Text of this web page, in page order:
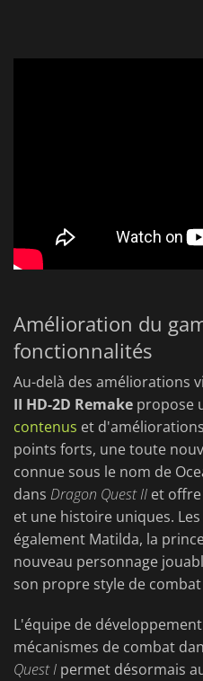
Amélioration du
fonctionnalités
Au-delà des améliorations
II HD-2D Remake propose
contenus et
points forts, une toute
connue sous le nom de
dans Dragon Quest II et
et une histoire uniques.
également Matilda, la
nouveau personnage
son propre style de
L'équipe de
mécanismes de combat
Quest I permet désormais